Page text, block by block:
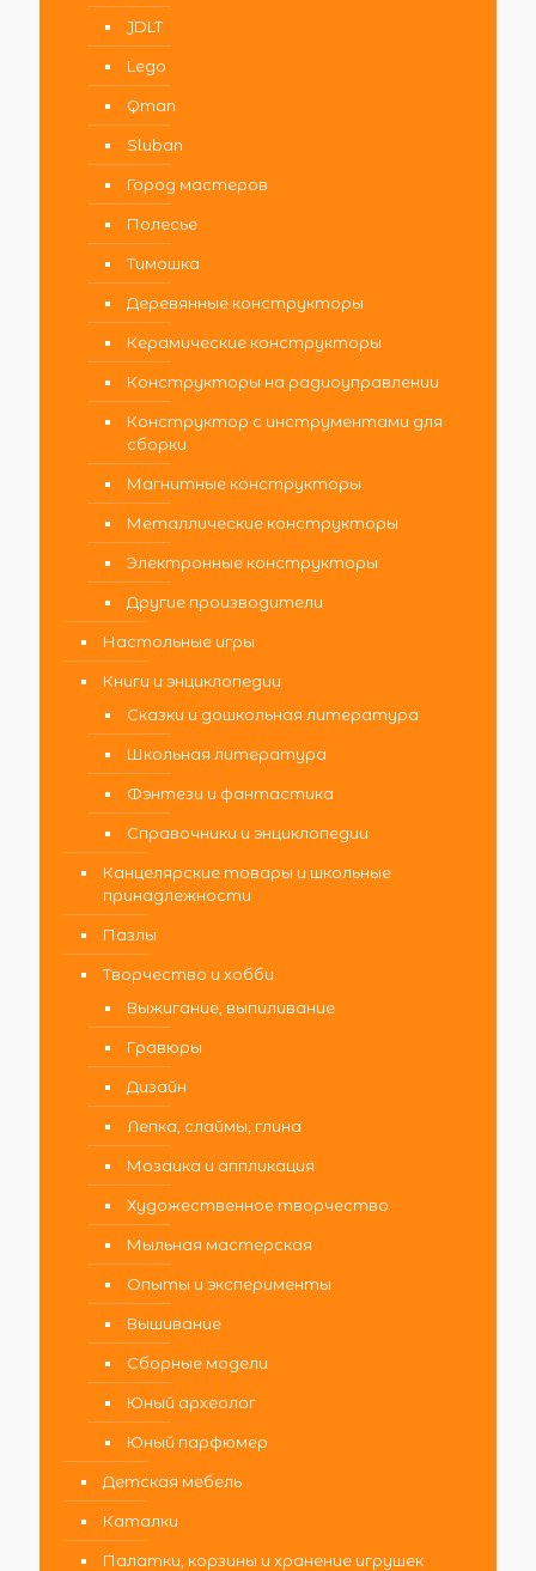
JDLT
Lego
Qman
Sluban
Город мастеров
Полесье
Тимошка
Деревянные конструкторы
Керамические конструкторы
Конструкторы на радиоуправлении
Конструктор с инструментами для
сборки
Магнитные конструкторы
Металлические конструкторы
Электронные конструкторы
Другие производители
Настольные игры
Книги и энциклопедии
Сказки и дошкольная литература
Школьная литература
Фэнтези и фантастика
Справочники и энциклопедии
Канцелярские товары и школьные
принадлежности
Пазлы
Творчество и хобби
Выжигание, выпиливание
Гравюры
Дизайн
Лепка, слаймы, глина
Мозаика и аппликация
Художественное творчество
Мыльная мастерская
Опыты и эксперименты
Вышивание
Сборные модели
Юный археолог
Юный парфюмер
Детская мебель
Каталки
Палатки, корзины и хранение игрушек